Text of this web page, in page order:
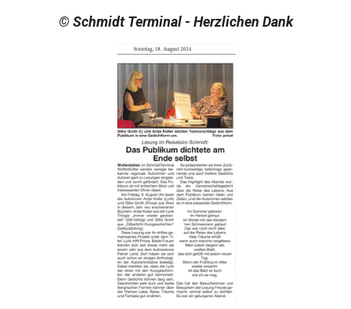
© Schmidt Terminal - Herzlichen Dank